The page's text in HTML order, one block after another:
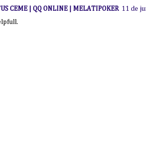
CEME | QQ ONLINE | MELATIPOKER 11 de